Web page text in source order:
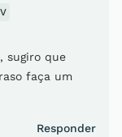
sugiro que
faça um
Responder